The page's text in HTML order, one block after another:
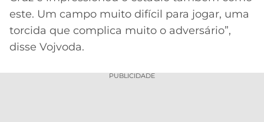
este. Um campo muito difícil para jogar, uma
torcida que complica muito o adversário”,
disse Vojvoda.
PUBLICIDADE